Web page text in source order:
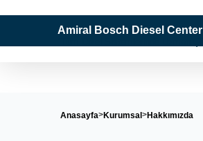
Amiral Bosch Diesel Center
Anasayfa Kurumsal Hakkımızda